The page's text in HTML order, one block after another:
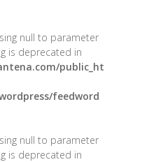
null to parameter
is deprecated in
public_ht
feedword
null to parameter
is deprecated in